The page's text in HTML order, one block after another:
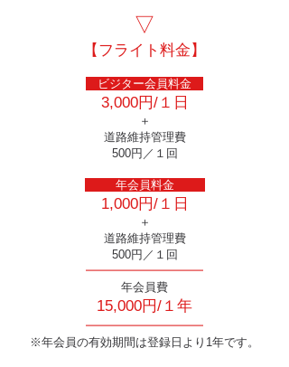
▽
【フライト料金】
ビジター会員料金
3,000円/１日
＋
道路維持管理費
500円／１回
年会員料金
1,000円/１日
＋
道路維持管理費
500円／１回
━━━━━━━━━━
年会員費
15,000円/１年
━━━━━━━━━━
※年会員の有効期間は登録日より1年です。